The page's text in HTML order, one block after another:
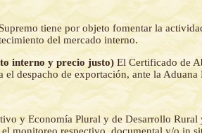
tiene por objeto fomentar la
del mercado interno.
interno y precio justo) El Certificado de
despacho de exportación, ante la Aduana
y Economía Plural y de Desarrollo Rural